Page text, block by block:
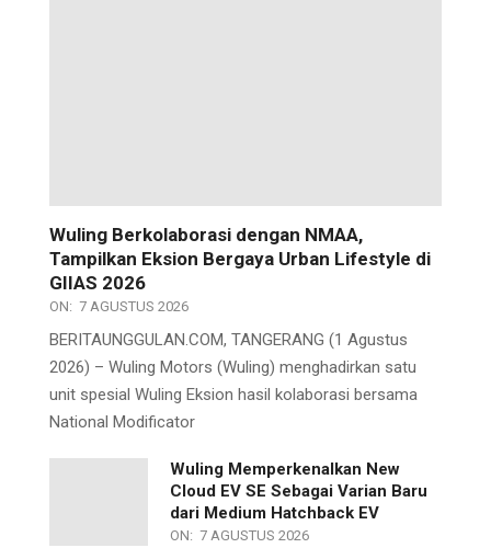
Wuling Berkolaborasi dengan NMAA,
Tampilkan Eksion Bergaya Urban Lifestyle di
GIIAS 2026
ON: 7 AGUSTUS 2026
BERITAUNGGULAN.COM, TANGERANG (1 Agustus
2026) – Wuling Motors (Wuling) menghadirkan satu
unit spesial Wuling Eksion hasil kolaborasi bersama
National Modificator
Wuling Memperkenalkan New
Cloud EV SE Sebagai Varian Baru
dari Medium Hatchback EV
ON: 7 AGUSTUS 2026